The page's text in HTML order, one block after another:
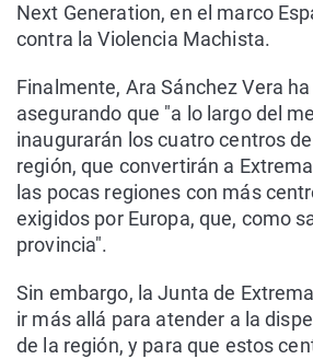
Next Generation, en el marco
contra la Violencia Machista.
Finalmente, Ara Sánchez Vera
asegurando que "a lo largo del
inaugurarán los cuatro centros
región, que convertirán a
las pocas regiones con más
exigidos por Europa, que, como
provincia".
Sin embargo, la Junta de
ir más allá para atender a la
de la región, y para que estos